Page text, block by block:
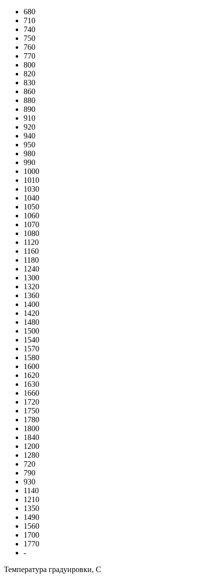
680
710
740
750
760
770
800
820
830
860
880
890
910
920
940
950
980
990
1000
1010
1030
1040
1050
1060
1070
1080
1120
1160
1180
1240
1300
1320
1360
1400
1420
1480
1500
1540
1570
1580
1600
1620
1630
1660
1720
1750
1780
1800
1840
1200
1280
720
790
930
1140
1210
1350
1490
1560
1700
1770
-
Температура градуировки, С